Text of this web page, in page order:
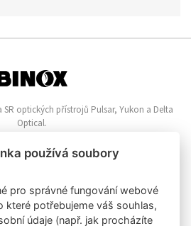
optických přístrojů Pulsar, Yukon a Delta
Optical.
o nákupu
Nákupní řád
Vrácení zboží
osobních údajů
používá soubory
pro správné fungování webové
které potřebujeme váš souhlas,
údaje (např. jak procházíte